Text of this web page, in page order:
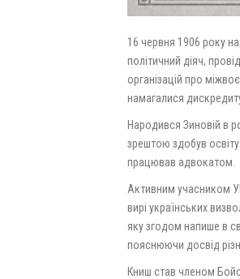
16 червня 1906 року
політичний діяч,
організацій про
намагалися
Народився Зиновій в
зрештою здобув
працював адвокатом.
Активним учасником
вирі українських
яку згодом напише в
пояснюючи досвід
Книш став членом